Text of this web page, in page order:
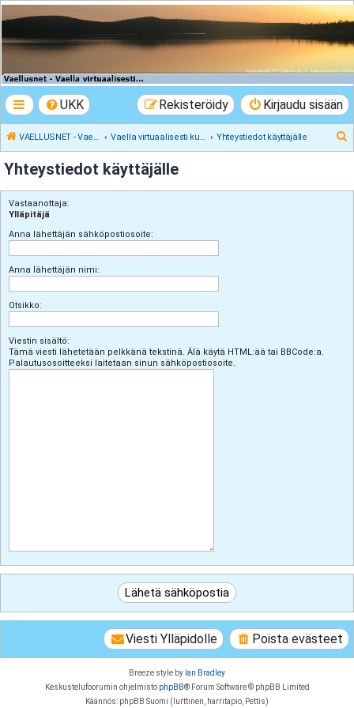
VAELLUSNET -
Vaellusturinat II
UKK Kirjaudu sisään
Rekisteröidy
VAELLUSNET - Vaellusturinat II Vaella virtuaalisesti kunnes pääset oikeasti Yhteystiedot käyttäjälle
i
Yhteystiedot käyttäjälle
Vastaanottaja:
Ylläpitäjä
Anna lähettäjän sähköpostiosoite:
Anna lähettäjän nimi:
Otsikko:
Viestin sisältö:
Tämä viesti lähetetään pelkkänä tekstinä. Älä käytä HTML:ää tai BBCode:a.
Palautusosoitteeksi laitetaan sinun sähköpostiosoite.
Poista evästeet
Viesti Ylläpidolle
Breeze style by Ian Bradley
Keskustelufoorumin ohjelmisto phpBB® Forum Software © phpBB Limited
Käännös: phpBB Suomi (lurttinen, harritapio, Pettis)